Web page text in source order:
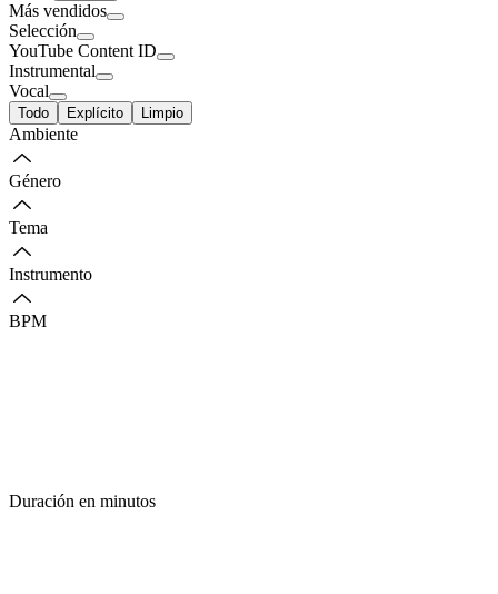
Más vendidos
Selección
YouTube Content ID
Instrumental
Vocal
Todo Explícito Limpio
Ambiente
Género
Tema
Instrumento
BPM
Duración en minutos